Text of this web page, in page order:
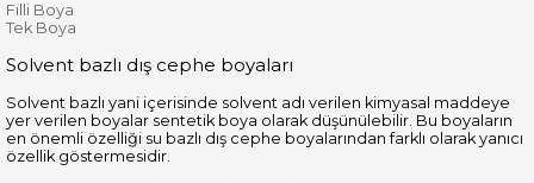
Filli Boya
Tek Boya
Solvent bazlı dış cephe boyaları
Solvent bazlı yani içerisinde solvent adı verilen kimyasal maddeye
yer verilen boyalar sentetik boya olarak düşünülebilir. Bu boyaların
en önemli özelliği su bazlı dış cephe boyalarından farklı olarak yanıcı
özellik göstermesidir.